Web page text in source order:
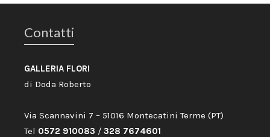
Contatti
GALLERIA FLORI
di Doda Roberto
Via Scannavini 7 – 51016 Montecatini Terme (PT)
Tel 0572 910083 / 328 7674601